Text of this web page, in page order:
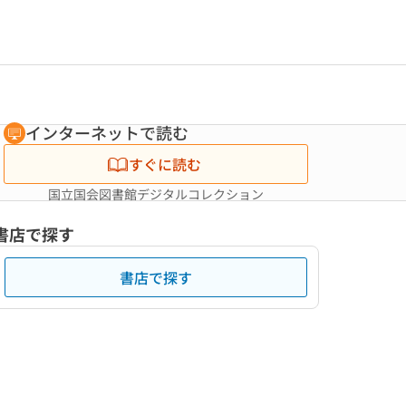
インターネットで読む
すぐに読む
国立国会図書館デジタルコレクション
店で探す
書店で探す